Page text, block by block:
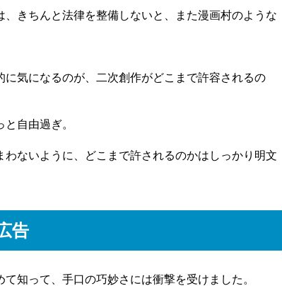
、きちんと法律を整備しないと、また漫画村のような
気になるのが、二次創作がどこまで許容されるの
自由過ぎ。
ないように、どこまで許されるのかはしっかり明文
告
て知って、手口の巧妙さには衝撃を受けました。